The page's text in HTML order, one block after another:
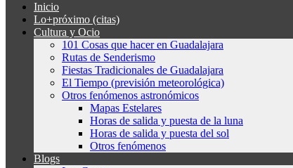
Inicio
Lo+próximo (citas)
Cultura y Ocio
101 Cosas que hacer en Guadalajara
Rutas de Senderismo
Fiestas Tradicionales de Guadalajara
El Tiempo (previsión meteorológica)
Otros fenómenos astronómicos
Mapas Estelares
Horas de salida y puesta de la luna
Horas de salida y puesta del sol
Otros fenómenos
Blogs